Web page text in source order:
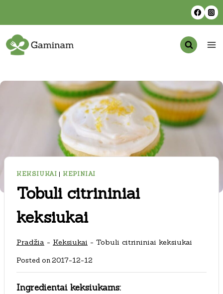
content
KEKSIUKAI | KEPINIAI
Tobuli citrininiai
keksiukai
Pradžia - Keksiukai - Tobuli citrininiai keksiukai
Posted on2017-12-12
Ingredientai keksiukams: